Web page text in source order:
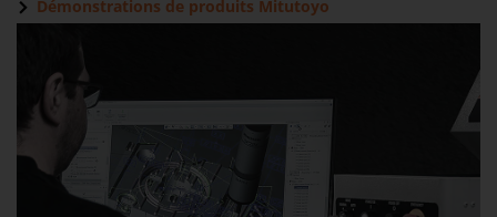
Démonstrations de produits Mitutoyo